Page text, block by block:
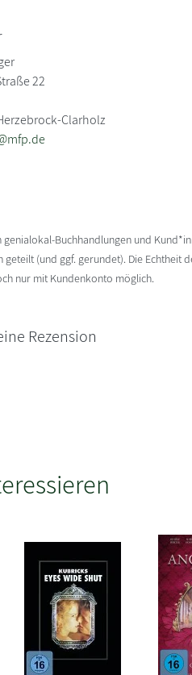
22
Clarholz
Buchhandlungen und
(und ggf. gerundet). Die Echtheit
nur mit Kundenkonto möglich.
Rezension